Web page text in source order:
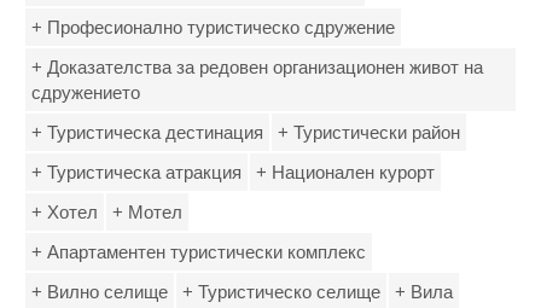
+ Професионално туристическо сдружение
+ Доказателства за редовен организационен живот на
сдружението
+ Туристическа дестинация
+ Туристически район
+ Туристическа атракция
+ Национален курорт
+ Хотел
+ Мотел
+ Апартаментен туристически комплекс
+ Вилно селище
+ Туристическо селище
+ Вила